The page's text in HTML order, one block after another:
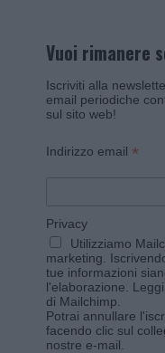
Vuoi rimanere
Iscriviti alla
email periodiche
sul sito web!
Indirizzo email *
Privacy
Utilizziamo
marketing.
tue informazioni
l'elaborazione.
di Mailchimp
Potrai annullare
facendo clic sul
nostre e-mail.